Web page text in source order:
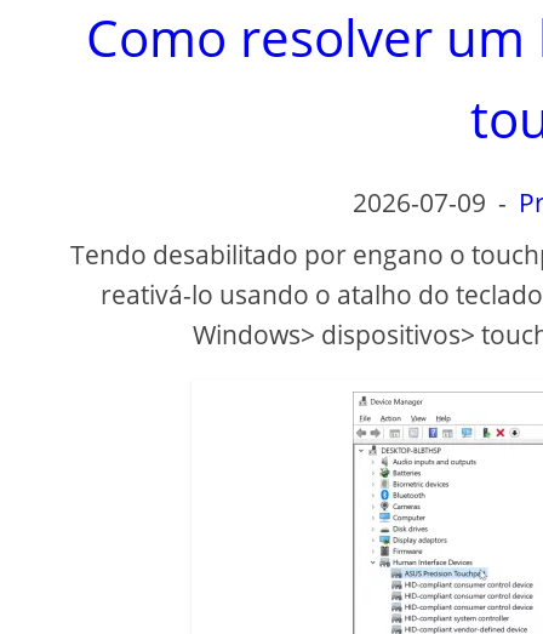
Como resolver um
2026-07-09 -
Tendo desabilitado por engano o
reativá-lo usando o atalho do
Windows> dispositivos>